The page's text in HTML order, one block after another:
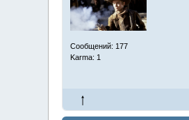
Сообщений: 177
Karma: 1